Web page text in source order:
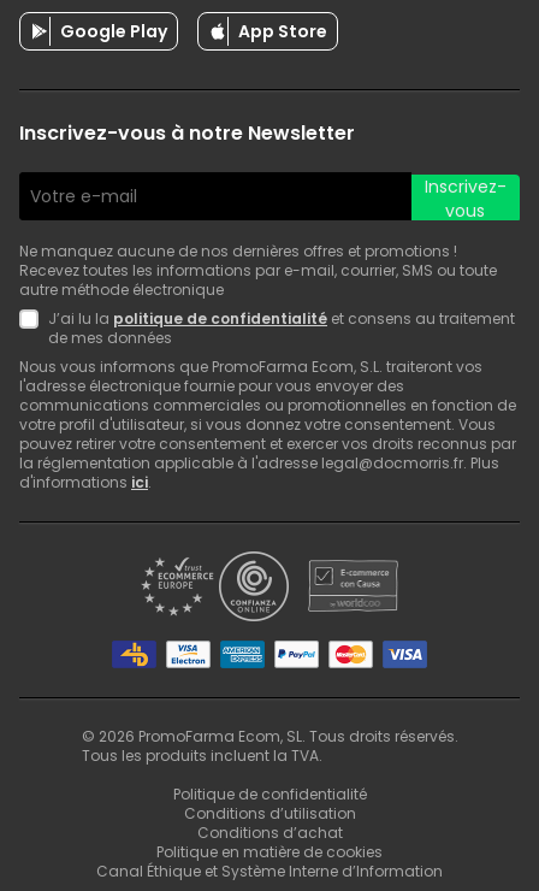
Google Play App Store
Inscrivez-vous à notre Newsletter
Inscrivez-
vous
Ne manquez aucune de nos dernières offres et promotions !
Recevez toutes les informations par e-mail, courrier, SMS ou toute
autre méthode électronique
J’ai lu la politique de confidentialité et consens au traitement
de mes données
Nous vous informons que PromoFarma Ecom, S.L. traiteront vos
l'adresse électronique fournie pour vous envoyer des
communications commerciales ou promotionnelles en fonction de
votre profil d'utilisateur, si vous donnez votre consentement. Vous
pouvez retirer votre consentement et exercer vos droits reconnus par
la réglementation applicable à l'adresse legal@docmorris.fr. Plus
d'informations ici.
© 2026 PromoFarma Ecom, SL. Tous droits réservés.
Tous les produits incluent la TVA.
Politique de confidentialité
Conditions d’utilisation
Conditions d’achat
Politique en matière de cookies
Canal Éthique et Système Interne d’Information